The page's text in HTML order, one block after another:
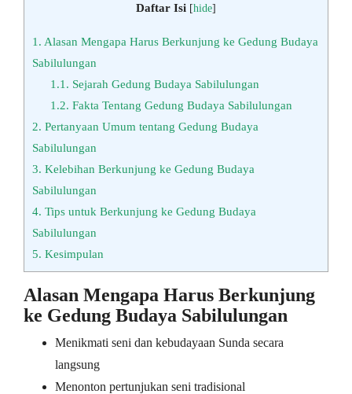
Daftar Isi [hide]
1. Alasan Mengapa Harus Berkunjung ke Gedung Budaya
Sabilulungan
1.1. Sejarah Gedung Budaya Sabilulungan
1.2. Fakta Tentang Gedung Budaya Sabilulungan
2. Pertanyaan Umum tentang Gedung Budaya
Sabilulungan
3. Kelebihan Berkunjung ke Gedung Budaya
Sabilulungan
4. Tips untuk Berkunjung ke Gedung Budaya
Sabilulungan
5. Kesimpulan
Alasan Mengapa Harus Berkunjung
ke Gedung Budaya Sabilulungan
Menikmati seni dan kebudayaan Sunda secara
langsung
Menonton pertunjukan seni tradisional